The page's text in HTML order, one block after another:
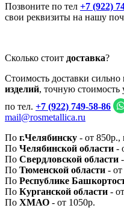
Позвоните по тел +7 (922)
свои реквизиты на нашу
Сколько стоит доставка?
Стоимость доставки сильно
изделий, точную
по тел. +7 (922) 749‑58‑86
mail@rosmetallica.ru
По г.Челябинску - от 850р.,
По Челябинской области -
По Свердловской области
По Тюменской области -
По Республике
По Курганской области -
По ХМАО - от 1050р.